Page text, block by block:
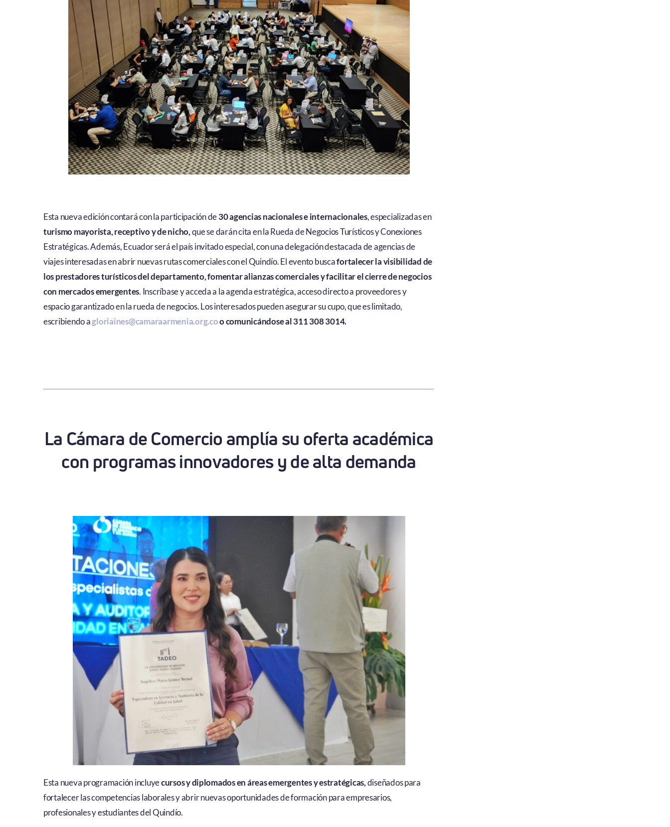
Esta nueva edición contará con la participación de30 agencias nacionales e internacionales, especializadas en
turismo mayorista, receptivo y de nicho,que se darán cita en la Rueda de Negocios Turísticos y Conexiones
Estratégicas. Además, Ecuador será el país invitado especial, con una delegación destacada de agencias de
viajes interesadas en abrir nuevas rutas comerciales con el Quindío. El evento buscafortalecer la visibilidad de
los prestadores turísticos del departamento, fomentar alianzas comerciales y facilitar el cierre de negocios
con mercados emergentes. Inscríbase y acceda a la agenda estratégica, acceso directo a proveedores y
espacio garantizado en la rueda de negocios. Los interesados pueden asegurar su cupo, que es limitado,
escribiendo agloriaines@camaraarmenia.org.coo comunicándose al 311 308 3014.
La Cámara de Comercio amplía su oferta académica
con programas innovadores y de alta demanda
Esta nueva programación incluyecursos y diplomados en áreas emergentes y estratégicas,diseñados para
fortalecer las competencias laborales y abrir nuevas oportunidades de formación para empresarios,
profesionales y estudiantes del Quindío.